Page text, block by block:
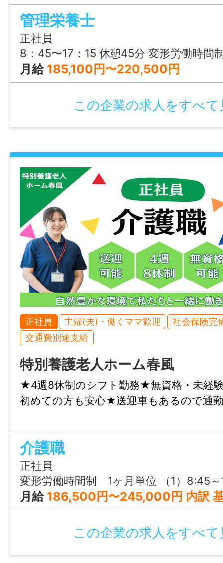
情報公開日
2026/04/27 23:59
管理栄養士
正社員
8：45〜17：15 休憩45分 変形労働時間
月給 185,100円〜220,500円
この企業の求人をすべて
正社員 主婦(夫)・働くママ歓迎
社会保険完
交通費別途支給
特別養護老人ホーム春風
★4週8休制のシフト勤務★無資格・未経
初めての方も安心★送迎車もあるので通
介護職
正社員
変形労働時間制 1ヶ月単位 （1）8:45～17:15（休憩45分） （2）7:15～15:45（休憩45分） （3）11:30～20:00（休
月給 186,500円〜245,000円 内訳 基本給 130,000円～139,500円 介護手当 20,000円 勤務支援手当 36,500円～85,500円 固定残業代なし その他の手当 調整手当 4,000円～32,600円 夜勤手
この企業の求人をすべて